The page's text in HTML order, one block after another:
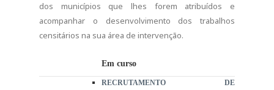
dos municípios que lhes forem atribuídos e
acompanhar o desenvolvimento dos trabalhos
censitários na sua área de intervenção.
Em curso
RECRUTAMENTO DE